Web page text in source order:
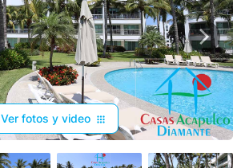
Ver fotos y video